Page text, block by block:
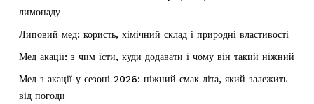
лимонаду
Липовий мед: користь, хімічний склад і природні властивості
Мед акації: з чим їсти, куди додавати і чому він такий ніжний
Мед з акації у сезоні 2026: ніжний смак літа, який залежить
від погоди